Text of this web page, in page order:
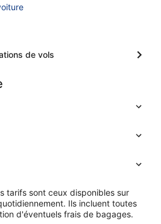
de vols
tarifs sont ceux disponibles sur
Ils incluent toutes
d'éventuels frais de bagages.